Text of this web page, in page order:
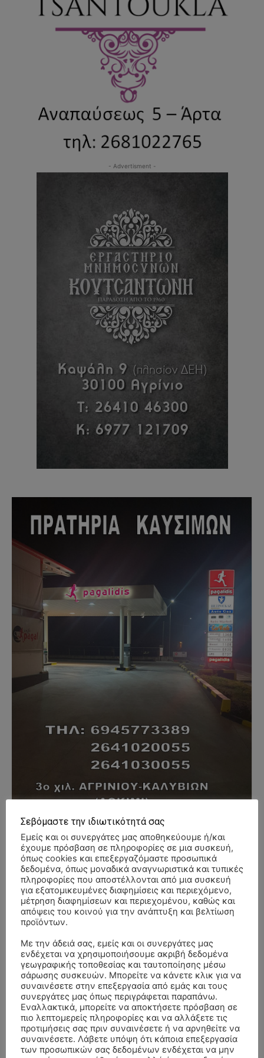
- Advertisment -
ΣΥΛΛΥΠΗΤΗΡΙΑ ΜΗΝΥΜΑΤΑ
Σεβόμαστε την ιδιωτικότητά σας
Εμείς και οι συνεργάτες μας αποθηκεύουμε ή/και
έχουμε πρόσβαση σε πληροφορίες σε μια συσκευή,
όπως cookies και επεξεργαζόμαστε προσωπικά
δεδομένα, όπως μοναδικά αναγνωριστικά και τυπικές
πληροφορίες που αποστέλλονται από μια συσκευή
για εξατομικευμένες διαφημίσεις και περιεχόμενο,
μέτρηση διαφημίσεων και περιεχομένου, καθώς και
απόψεις του κοινού για την ανάπτυξη και βελτίωση
προϊόντων.
Με την άδειά σας, εμείς και οι συνεργάτες μας
ενδέχεται να χρησιμοποιήσουμε ακριβή δεδομένα
γεωγραφικής τοποθεσίας και ταυτοποίησης μέσω
σάρωσης συσκευών. Μπορείτε να κάνετε κλικ για να
συναινέσετε στην επεξεργασία από εμάς και τους
συνεργάτες μας όπως περιγράφεται παραπάνω.
Εναλλακτικά, μπορείτε να αποκτήσετε πρόσβαση σε
πιο λεπτομερείς πληροφορίες και να αλλάξετε τις
προτιμήσεις σας πριν συναινέσετε ή να αρνηθείτε να
συναινέσετε. Λάβετε υπόψη ότι κάποια επεξεργασία
των προσωπικών σας δεδομένων ενδέχεται να μην